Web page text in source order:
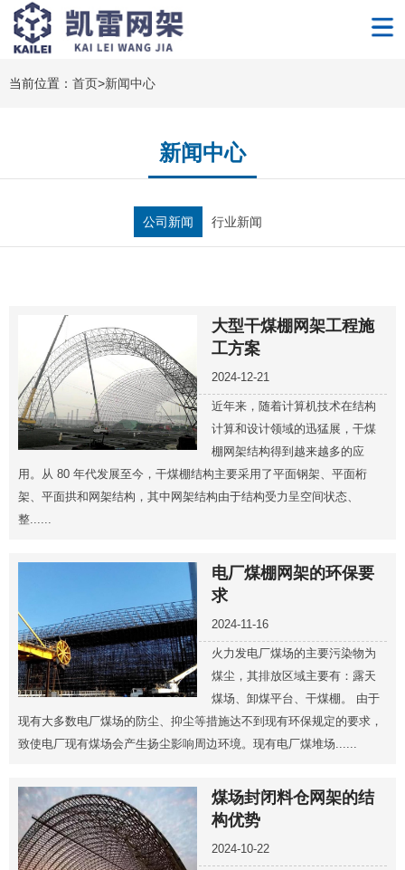
当前位置： 首页>新闻中心
新闻中心
公司新闻 行业新闻
大型干煤棚网架工程施
工方案
2024-12-21
近年来，随着计算机技术在结构
计算和设计领域的迅猛展，干煤
棚网架结构得到越来越多的应
用。从 80 年代发展至今，干煤棚结构主要采用了平面钢架、平面桁
架、平面拱和网架结构，其中网架结构由于结构受力呈空间状态、
整......
电厂煤棚网架的环保要
求
2024-11-16
火力发电厂煤场的主要污染物为
煤尘，其排放区域主要有：露天
煤场、卸煤平台、干煤棚。 由于
现有大多数电厂煤场的防尘、抑尘等措施达不到现有环保规定的要求，
致使电厂现有煤场会产生扬尘影响周边环境。现有电厂煤堆场......
煤场封闭料仓网架的结
构优势
2024-10-22